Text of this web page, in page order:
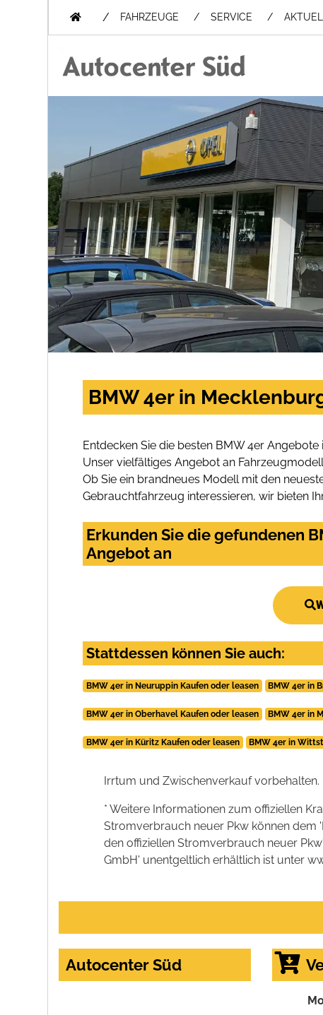
/ FAHRZEUGE SERVICE
BMW 4er in
Entdecken Sie die besten BMW 4er
Unser vielfältiges Angebot an
Ob Sie ein brandneues Modell mit den
Gebrauchtfahrzeug interessieren, wir bieten
Erkunden Sie die gefundenen
Angebot an
Stattdessen können Sie auch:
BMW 4er in Neuruppin Kaufen oder leasen BMW 4er in
BMW 4er in Oberhavel Kaufen oder leasen BMW 4er in
BMW 4er in Küritz Kaufen oder leasen BMW 4er in
Irrtum und Zwischenverkauf vorbehalten.
* Weitere Informationen zum offiziellen
Stromverbrauch neuer Pkw können dem
den offiziellen Stromverbrauch neuer
GmbH' unentgeltlich erhältlich ist unter
Autocenter Süd